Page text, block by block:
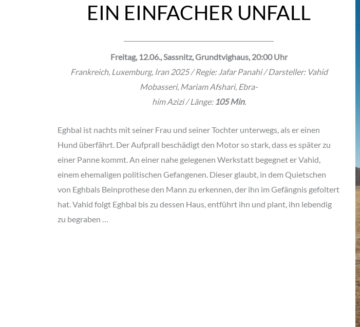
EIN EINFACHER UNFALL
Freitag, 12.06., Sassnitz, Grundtvighaus, 20:00 Uhr
Frankreich, Luxemburg, Iran 2025 / Regie: Jafar Panahi / Darsteller: Vahid
Mobasseri, Mariam Afshari, Ebra-
him Azizi / Länge: 105 Min.
Eghbal ist nachts mit seiner Frau und seiner Tochter unterwegs, als er einen
Hund überfährt. Der Aufprall beschädigt den Motor so stark, dass es später zu
einer Panne kommt. An einer nahe gelegenen Werkstatt begegnet er Vahid,
einem ehemaligen politischen Gefangenen. Dieser glaubt, in dem Quietschen
von Eghbals Beinprothese den Mann zu erkennen, der ihn im Gefängnis gefoltert
hat. Vahid folgt Eghbal bis zu dessen Haus, entführt ihn und plant, ihn lebendig
zu begraben …